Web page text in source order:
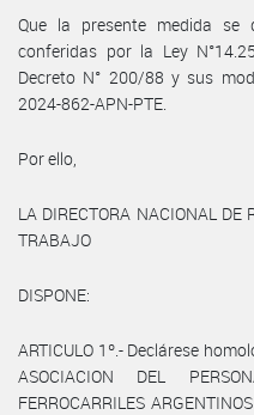
Que la presente medida
conferidas por la Ley
Decreto N° 200/88 y sus
2024-862-APN-PTE.
Por ello,
LA DIRECTORA NACIONAL DE
TRABAJO
DISPONE:
ARTICULO 1º.- Declárese
ASOCIACION DEL
FERROCARRILES